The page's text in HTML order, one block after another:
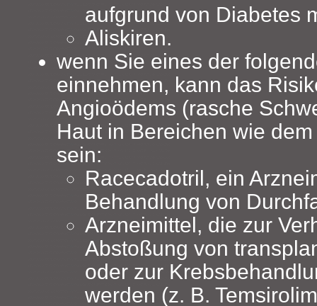
aufgrund von Diabetes
Aliskiren.
wenn Sie eines der
einnehmen, kann das
Angioödems (rasche
Haut in Bereichen wie
sein:
Racecadotril, ein
Behandlung von
Arzneimittel, die zur
Abstoßung von
oder zur
werden (z. B.